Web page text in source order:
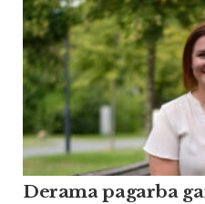
Derama pagarba